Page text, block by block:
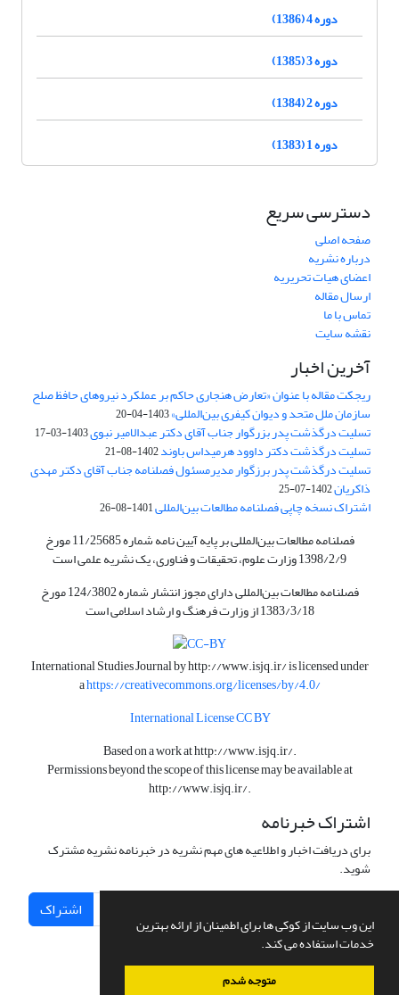
این وب سایت از کوکی ها برای اطمینان از ارائه بهترین
خدمات استفاده می کند.
متوجه شدم
دوره 4 (1386)
دوره 3 (1385)
دوره 2 (1384)
دوره 1 (1383)
دسترسی سریع
صفحه اصلی
درباره نشریه
اعضای هیات تحریریه
ارسال مقاله
تماس با ما
نقشه سایت
آخرین اخبار
ریجکت مقاله با عنوان «تعارض هنجاری حاکم بر عملکرد نیروهای حافظ صلح
سازمان ملل متحد و دیوان کیفری بین‌المللی»1403-04-20
تسلیت درگذشت پدر بزرگوار جناب آقای دکتر عبدالامیر نبوی1403-03-17
تسلیت درگذشت دکتر داوود هرمیداس باوند1402-08-21
تسلیت درگذشت پدر برزگوار مدیرمسئول فصلنامه جناب آقای دکتر مهدی
ذاکریان1402-07-25
اشتراک نسخه چاپی فصلنامه مطالعات بین‌المللی1401-08-26
فصلنامه مطالعات بین‌المللی بر پایه آیین نامه شماره 11/25685 مورخ
1398/2/9 وزارت علوم، تحقیقات و فناوری، یک نشریه علمی است
فصلنامه مطالعات بین‌المللی دارای مجوز انتشار شماره 124/3802 مورخ
1383/3/18 از وزارت فرهنگ و ارشاد اسلامی است
International Studies Journal byhttp://www.isjq.ir/is licensed under
ahttps://creativecommons.org/licenses/by/4.0/
International License CC BY
Based on a work athttp://www.isjq.ir/.
Permissions beyond the scope of this license may be available at
http://www.isjq.ir/.
اشتراک خبرنامه
برای دریافت اخبار و اطلاعیه های مهم نشریه در خبرنامه نشریه مشترک
شوید.
اشتراک